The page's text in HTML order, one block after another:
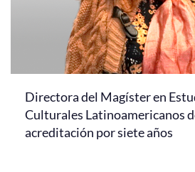
Directora del Magíster en
Culturales Latinoamericanos
acreditación por siete años